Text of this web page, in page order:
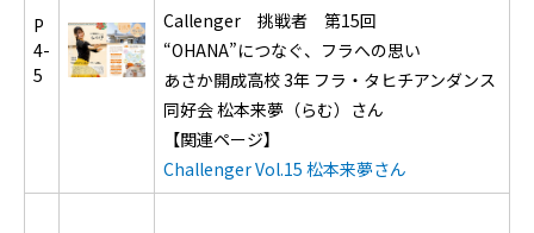
P
4-
5
Callenger 挑戦者 第15回
“OHANA”につなぐ、フラへの思い
あさか開成高校 3年 フラ・タヒチアンダンス
同好会 松本来夢（らむ）さん
【関連ページ】
Challenger Vol.15 松本来夢さん